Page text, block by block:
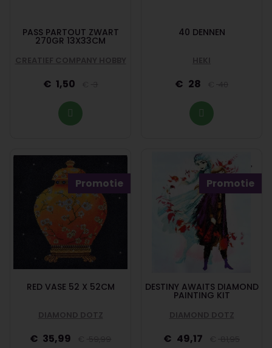
PASS PARTOUT ZWART
270GR 13X33CM
CREATIEF COMPANY HOBBY
1,50 3
40 DENNEN
HEKI
28 40
Promotie
RED VASE 52 X 52CM
DIAMOND DOTZ
35,99 59,99
Promotie
DESTINY AWAITS DIAMOND
PAINTING KIT
DIAMOND DOTZ
49,17 81,95